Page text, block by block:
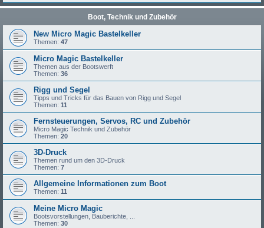
Boot, Technik und Zubehör
New Micro Magic Bastelkeller
Themen: 47
Micro Magic Bastelkeller
Themen aus der Bootswerft
Themen: 36
Rigg und Segel
Tipps und Tricks für das Bauen von Rigg und Segel
Themen: 11
Fernsteuerungen, Servos, RC und Zubehör
Micro Magic Technik und Zubehör
Themen: 20
3D-Druck
Themen rund um den 3D-Druck
Themen: 7
Allgemeine Informationen zum Boot
Themen: 11
Meine Micro Magic
Bootsvorstellungen, Bauberichte, ...
Themen: 30